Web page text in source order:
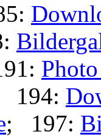
194:
; 197: